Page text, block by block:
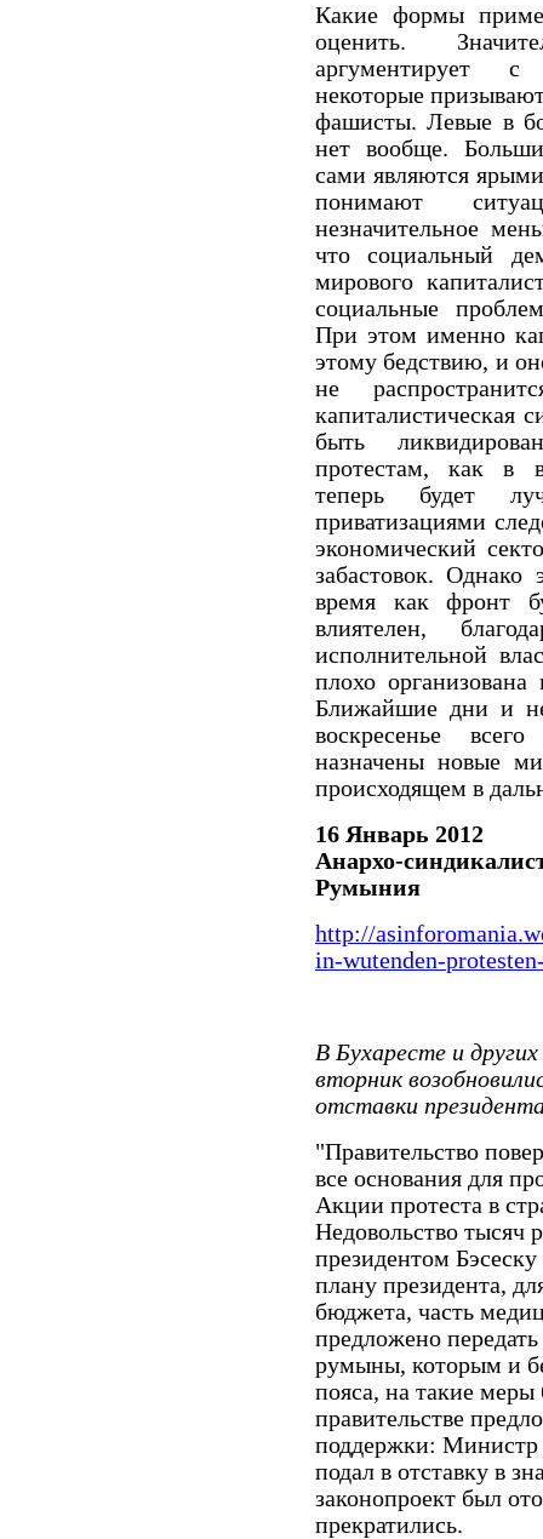
Какие формы
оценить.
аргументирует с
некоторые
фашисты. Левые в
нет вообще.
сами являются
понимают
незначительное
что социальный
мирового
социальные
При этом именно
этому бедствию, и
не
капиталистическая
быть
протестам, как в
теперь будет
приватизациями
экономический
забастовок. Однако
время как фронт
влиятелен,
исполнительной
плохо
Ближайшие дни и
воскресенье
назначены новые
происходящем в
16 Январь 2012
Анархо-
Румыния
http://asinforomania.
in-wutenden-
В Бухаресте и
вторник
отставки
"Правительство
все основания для
Акции протеста в
Недовольство тысяч
президентом
плану президента,
бюджета, часть
предложено
румыны, которым и
пояса, на такие
правительстве
поддержки: Министр
подал в отставку в
законопроект был
прекратились.